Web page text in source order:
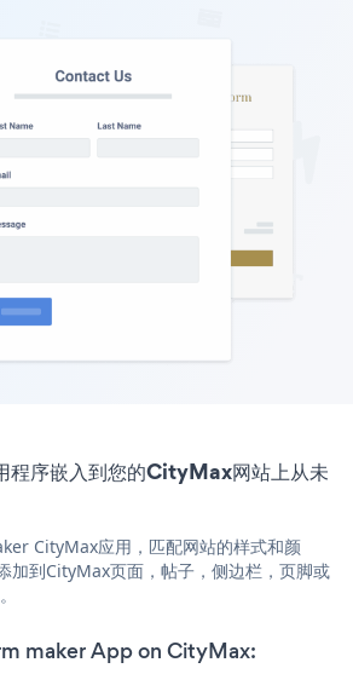
序嵌入到您的CityMax网站上从未
CityMax应用，匹配网站的样式和颜
加到CityMax页面，帖子，侧边栏，页脚或
maker App on CityMax: